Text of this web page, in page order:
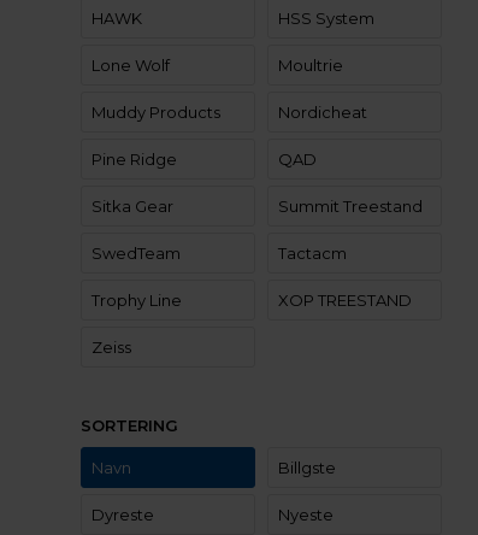
HAWK HSS System
Lone Wolf Moultrie
Muddy Products Nordicheat
Pine Ridge QAD
Sitka Gear Summit Treestand
SwedTeam Tactacm
Trophy Line XOP TREESTAND
Zeiss
SORTERING
Navn Billgste
Dyreste Nyeste